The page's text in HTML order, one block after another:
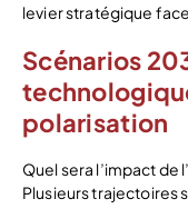
levier stratégique
Scénarios
polarisation
Quel sera l’impact de
Plusieurs trajectoires